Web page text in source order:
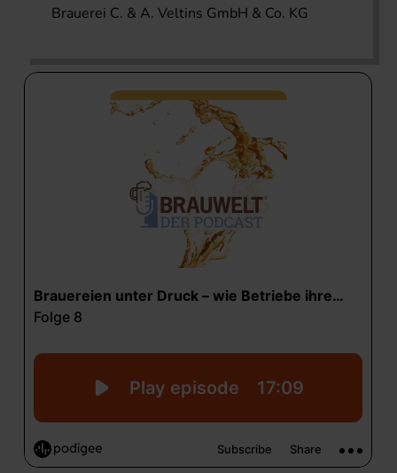
Brauerei C. & A. Veltins GmbH & Co. KG